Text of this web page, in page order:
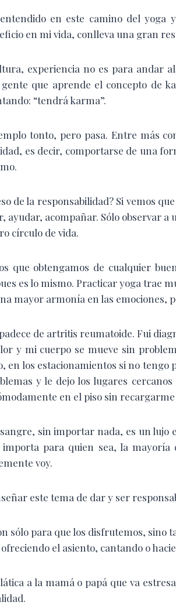
en este camino del yoga
en mi vida, conlleva una gran
experiencia no es para andar
que aprende el concepto de
“tendrá karma”.
tonto, pero pasa. Entre más
es decir, comportarse de una
de la responsabilidad? Si vemos
ayudar, acompañar. Sólo observar
círculo de vida.
que obtengamos de cualquier
es lo mismo. Practicar yoga trae
mayor armonía en las emociones,
de artritis reumatoide. Fui
y mi cuerpo se mueve sin
en los estacionamientos si no tengo
y le dejo los lugares
en el piso sin
sin importar nada, es un lujo
para quien sea, la mayoría
voy.
este tema de dar y ser
sólo para que los disfrutemos, sino
el asiento, cantando o
a la mamá o papá que va